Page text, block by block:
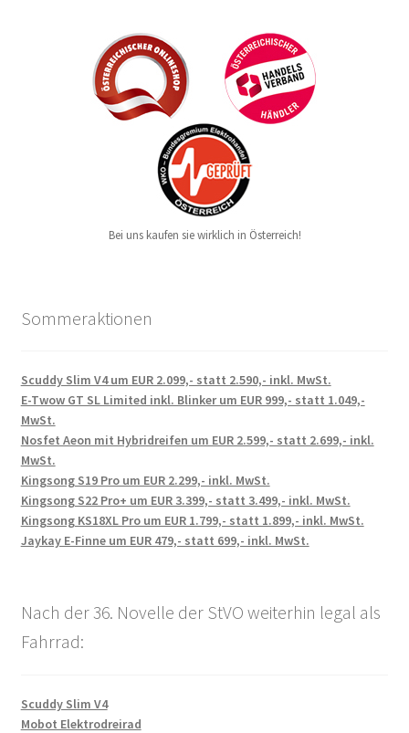
Bei uns kaufen sie wirklich in Österreich!
Sommeraktionen
Scuddy Slim V4 um EUR 2.099,- statt 2.590,- inkl. MwSt.
E-Twow GT SL Limited inkl. Blinker um EUR 999,- statt 1.049,-
MwSt.
Nosfet Aeon mit Hybridreifen um EUR 2.599,- statt 2.699,- inkl.
MwSt.
Kingsong S19 Pro um EUR 2.299,- inkl. MwSt.
Kingsong S22 Pro+ um EUR 3.399,- statt 3.499,- inkl. MwSt.
Kingsong KS18XL Pro um EUR 1.799,- statt 1.899,- inkl. MwSt.
Jaykay E-Finne um EUR 479,- statt 699,- inkl. MwSt.
Nach der 36. Novelle der StVO weiterhin legal als
Fahrrad:
Scuddy Slim V4
Mobot Elektrodreirad